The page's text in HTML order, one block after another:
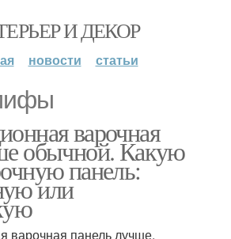
И ДЕКОР
новости статьи
варочная
обычной. Какую
панель:
или
варочная панель лучше,